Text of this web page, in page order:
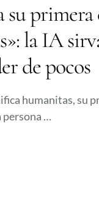
su
la IA
de pocos
humanitas, su
persona …